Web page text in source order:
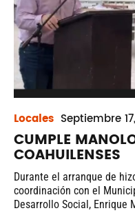
Locales Septiembre
CUMPLE
COAHUILENSES
Durante el arranque de
coordinación con el
Desarrollo Social, Enrique